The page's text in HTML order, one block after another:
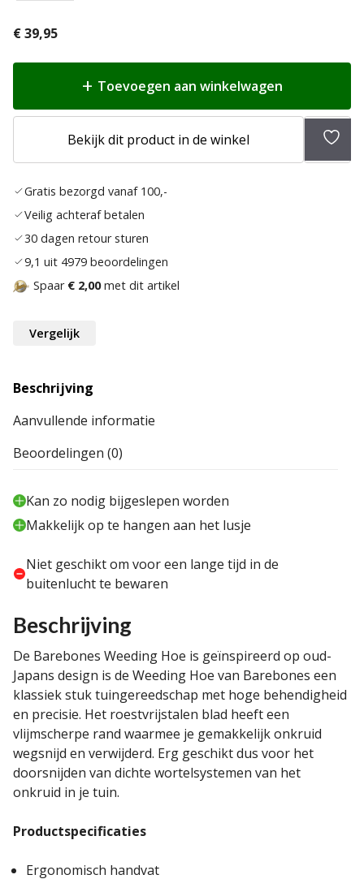
€39,95
Toevoegen aan winkelwagen
Bekijk dit product in de winkel
Gratis bezorgd vanaf 100,-
Veilig achteraf betalen
30 dagen retour sturen
9,1 uit 4979 beoordelingen
Spaar € 2,00met dit artikel
Vergelijk
Beschrijving
Aanvullende informatie
Beoordelingen (0)
Kan zo nodig bijgeslepen worden
Makkelijk op te hangen aan het lusje
Niet geschikt om voor een lange tijd in de
buitenlucht te bewaren
Beschrijving
De Barebones Weeding Hoe is geïnspireerd op oud-
Japans design is de Weeding Hoe van Barebones een
klassiek stuk tuingereedschap met hoge behendigheid
en precisie. Het roestvrijstalen blad heeft een
vlijmscherpe rand waarmee je gemakkelijk onkruid
wegsnijd en verwijderd. Erg geschikt dus voor het
doorsnijden van dichte wortelsystemen van het
onkruid in je tuin.
Productspecificaties
Ergonomisch handvat